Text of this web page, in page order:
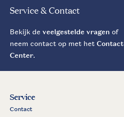
Service & Contact
Bekijk de veelgestelde vragen of
neem contact op met het Contact
Center.
Service
Contact